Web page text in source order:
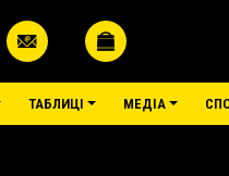
ТАБЛИЦІ МЕДІА